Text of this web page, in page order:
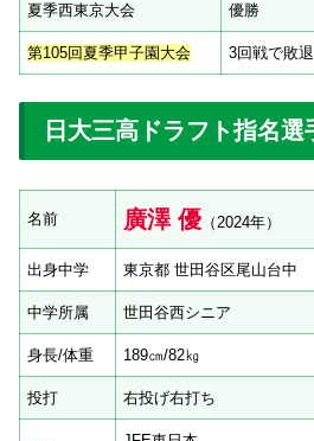
夏季西東京大会 優勝
第105回夏季甲子園大会 3回戦で敗退
日大三高ドラフト指名
名前 廣澤 優 （2024年）
出身中学 東京都 世田谷区尾山台中
中学所属 世田谷西シニア
身長/体重 189㎝/82㎏
投打 右投げ右打ち